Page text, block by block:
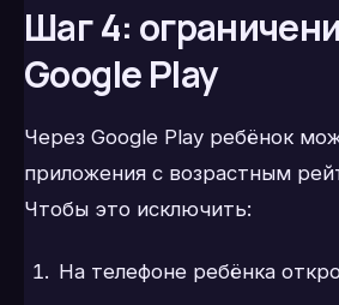
Шаг 4:
Google Play
Через Google Play ребёнок
приложения с возрастным
Чтобы это исключить:
На телефоне ребёнка